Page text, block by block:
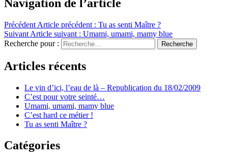
Navigation de l’article
Précédent Article précédent : Tu as senti Maître ?
Suivant Article suivant : Umami, umami, mamy blue
Recherche pour :
Recherche
Articles récents
Le vin d’ici, l’eau de là – Republication du 18/02/2009
C’est pour votre seinté…
Umami, umami, mamy blue
C’est hard ce métier !
Tu as senti Maître ?
Catégories